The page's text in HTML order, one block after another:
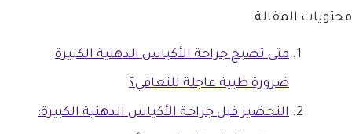
محتويات المقالة
متى تصبح جراحة الأكياس الدهنية الكبيرة
ضرورة طبية عاجلة للتعافي؟
التحضير قبل جراحة الأكياس الدهنية الكبيرة: